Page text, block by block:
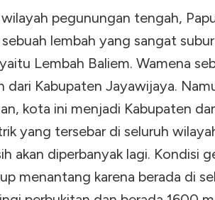
pegunungan tengah,
lembah yang sangat
Lembah Baliem. Wamena
dari Kabupaten Jayawijaya.
kota ini menjadi Kabupaten
yang tersebar di seluruh
akan diperbanyak lagi. Kondisi
menantang karena berada di